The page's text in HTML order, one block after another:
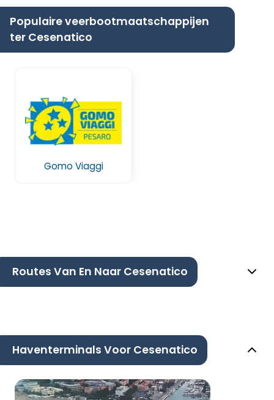
Populaire veerbootmaatschappijen
ter Cesenatico
Gomo Viaggi
Routes Van En Naar Cesenatico
Haventerminals Voor Cesenatico